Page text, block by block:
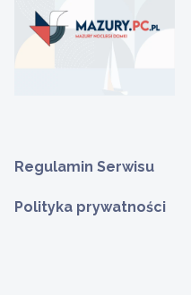
Regulamin Serwisu
Polityka prywatności